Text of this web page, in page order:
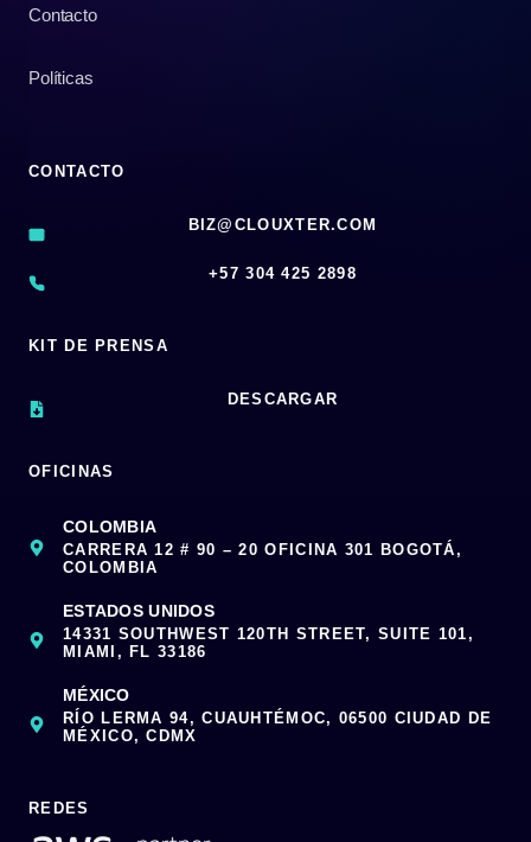
Contacto
Políticas
CONTACTO
BIZ@CLOUXTER.COM
‪+57 304 425 2898
KIT DE PRENSA
DESCARGAR
OFICINAS
COLOMBIA
CARRERA 12 # 90 – 20 OFICINA 301 BOGOTÁ,
COLOMBIA
ESTADOS UNIDOS
14331 SOUTHWEST 120TH STREET, SUITE 101,
MIAMI, FL 33186
MÉXICO
RÍO LERMA 94, CUAUHTÉMOC, 06500 CIUDAD DE
MÉXICO, CDMX
REDES